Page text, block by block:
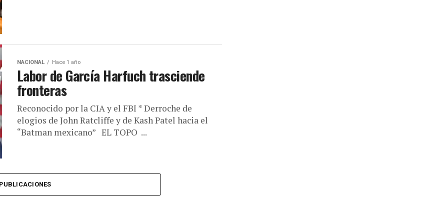
NACIONAL Hace 1 año
Labor de García Harfuch trasciende
fronteras
Reconocido por la CIA y el FBI * Derroche de
elogios de John Ratcliffe y de Kash Patel hacia el
“Batman mexicano” EL TOPO ...